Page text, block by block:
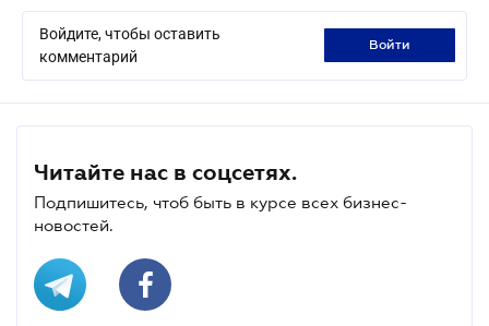
Войдите, чтобы оставить
комментарий
войти
Читайте нас в соцсетях.
Подпишитесь, чтоб быть в курсе всех бизнес-
новостей.